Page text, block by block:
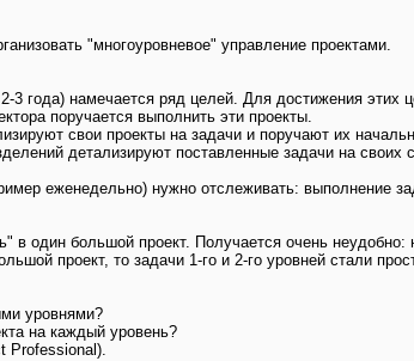
"многоуровневое" управление проектами.
3 года) намечается ряд целей. Для достижения этих
поручается выполнить эти проекты.
свои проекты на задачи и поручают их
детализируют поставленные задачи на своих
еженедельно) нужно отслеживать: выполнение
в один большой проект. Получается очень
проект, то задачи 1-го и 2-го уровней стали
уровнями?
на каждый уровень?
Professional).